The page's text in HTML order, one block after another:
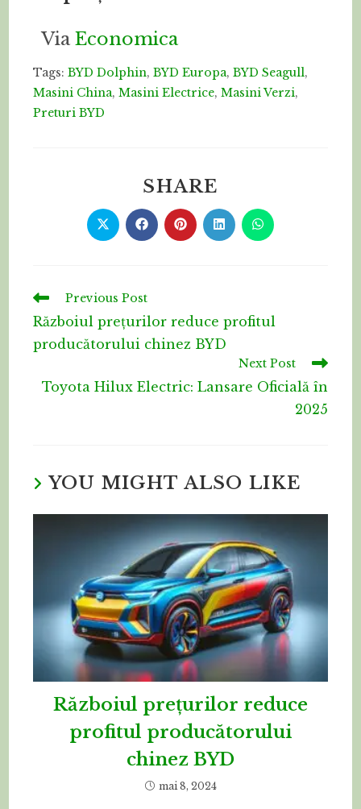
ViaEconomica
Tags:BYD Dolphin,BYD Europa,BYD Seagull,
Masini China,Masini Electrice,Masini Verzi,
Preturi BYD
SHARE
Previous Post
Războiul prețurilor reduce profitul
producătorului chinez BYD
Next Post
Toyota Hilux Electric: Lansare Oficială în
2025
YOU MIGHT ALSO LIKE
Războiul prețurilor reduce
profitul producătorului
chinez BYD
mai 8, 2024